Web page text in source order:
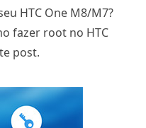
HTC One M8/M7?
fazer root no HTC
post.